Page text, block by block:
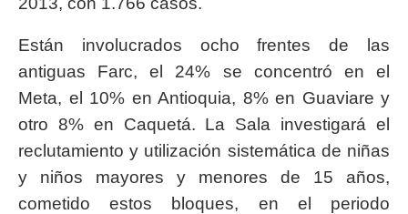
Están involucrados ocho frentes de las
antiguas Farc, el 24% se concentró en el
Meta, el 10% en Antioquia, 8% en Guaviare y
otro 8% en Caquetá. La Sala investigará el
reclutamiento y utilización sistemática de niñas
y niños mayores y menores de 15 años,
cometido estos bloques, en el periodo